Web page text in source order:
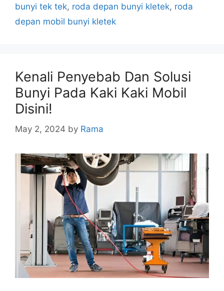
bunyi tek tek, roda depan bunyi kletek, roda
depan mobil bunyi kletek
Kenali Penyebab Dan Solusi
Bunyi Pada Kaki Kaki Mobil
Disini!
May 2, 2024 by Rama